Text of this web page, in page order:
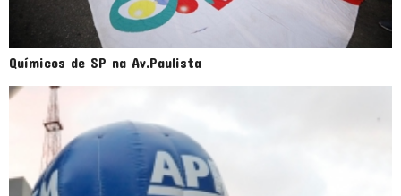
Químicos de SP na Av.Paulista